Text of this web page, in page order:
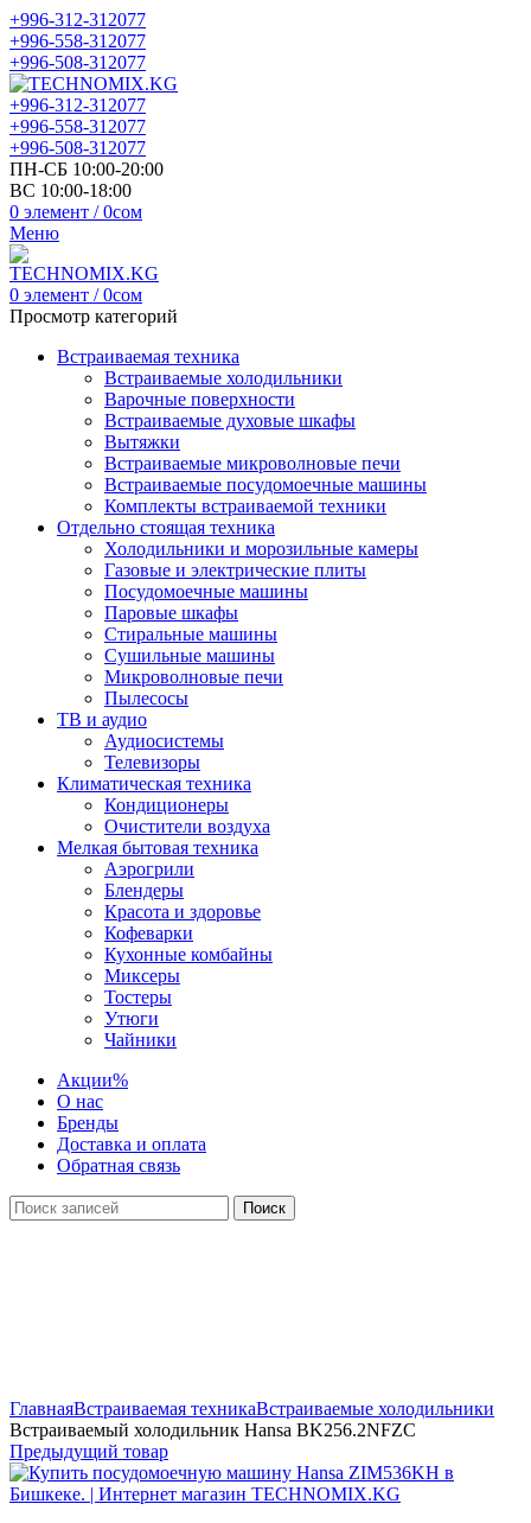
+996-312-312077
+996-558-312077
+996-508-312077
+996-312-312077
+996-558-312077
+996-508-312077
ПН-СБ 10:00-20:00
ВС 10:00-18:00
0 элемент / 0сом
Меню
0 элемент / 0сом
Просмотр категорий
Встраиваемая техника
Встраиваемые холодильники
Варочные поверхности
Встраиваемые духовые шкафы
Вытяжки
Встраиваемые микроволновые печи
Встраиваемые посудомоечные машины
Комплекты встраиваемой техники
Отдельно стоящая техника
Холодильники и морозильные камеры
Газовые и электрические плиты
Посудомоечные машины
Паровые шкафы
Стиральные машины
Сушильные машины
Микроволновые печи
Пылесосы
ТВ и аудио
Аудиосистемы
Телевизоры
Климатическая техника
Кондиционеры
Очистители воздуха
Мелкая бытовая техника
Аэрогрили
Блендеры
Красота и здоровье
Кофеварки
Кухонные комбайны
Миксеры
Тостеры
Утюги
Чайники
Акции%
О нас
Бренды
Доставка и оплата
Обратная связь
Поиск
ГлавнаяВстраиваемая техникаВстраиваемые холодильники
Встраиваемый холодильник Hansa BK256.2NFZC
Предыдущий товар